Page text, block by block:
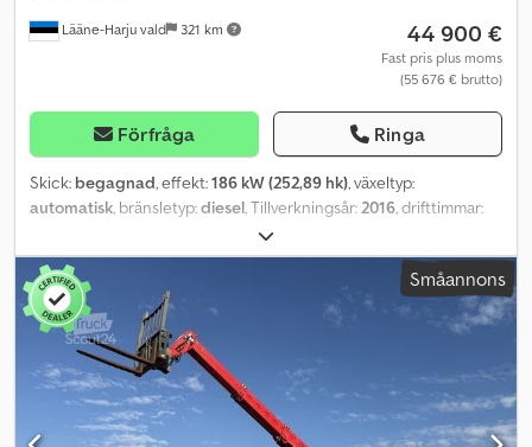
Lääne-Harju vald 321 km 44 900 €
Fast pris plus moms
(55 676 € brutto)
Förfråga Ringa
Skick: begagnad, effekt:186 kW (252,89 hk), växeltyp:
automatisk, bränsletyp:diesel, Tillverkningsår:2016, drifttimmar:
, Ytterligare information : Märke: CATERPILLAR Modell: 950
M Typ: Hjullastare Årsmodell: 2016 Drifttimmar: 8359 Dcedpfx
Apjygg Hpevsk Chassinummer: ...TR00718 Motor: 186 kW Vikt: 19
200 kg AC / Central smörjning Drift: Motordriven = Mer
information = Egenvikt: 19 200 kg Skopvolym: 6 m³ Serienummer:
CAT0950MJFTR00718
Småannons